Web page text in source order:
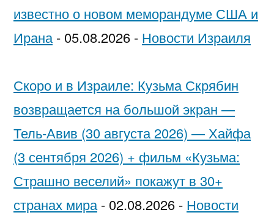
известно о новом меморандуме США и
Ирана - 05.08.2026 - Новости Израиля
Скоро и в Израиле: Кузьма Скрябин
возвращается на большой экран —
Тель-Авив (30 августа 2026) — Хайфа
(3 сентября 2026) + фильм «Кузьма:
Страшно веселий» покажут в 30+
странах мира - 02.08.2026 - Новости